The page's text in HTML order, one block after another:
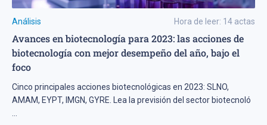
Análisis Hora de leer: 14 actas
Avances en biotecnología para 2023: las acciones de
biotecnología con mejor desempeño del año, bajo el
foco
Cinco principales acciones biotecnológicas en 2023: SLNO,
AMAM, EYPT, IMGN, GYRE. Lea la previsión del sector biotecnoló
...